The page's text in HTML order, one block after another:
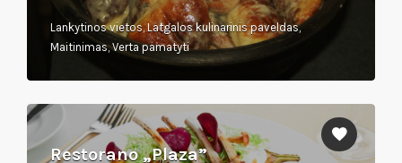
Lankytinos vietos, Latgalos kulinarinis paveldas,
Maitinimas, Verta pamatyti
Restorano „Plaza”